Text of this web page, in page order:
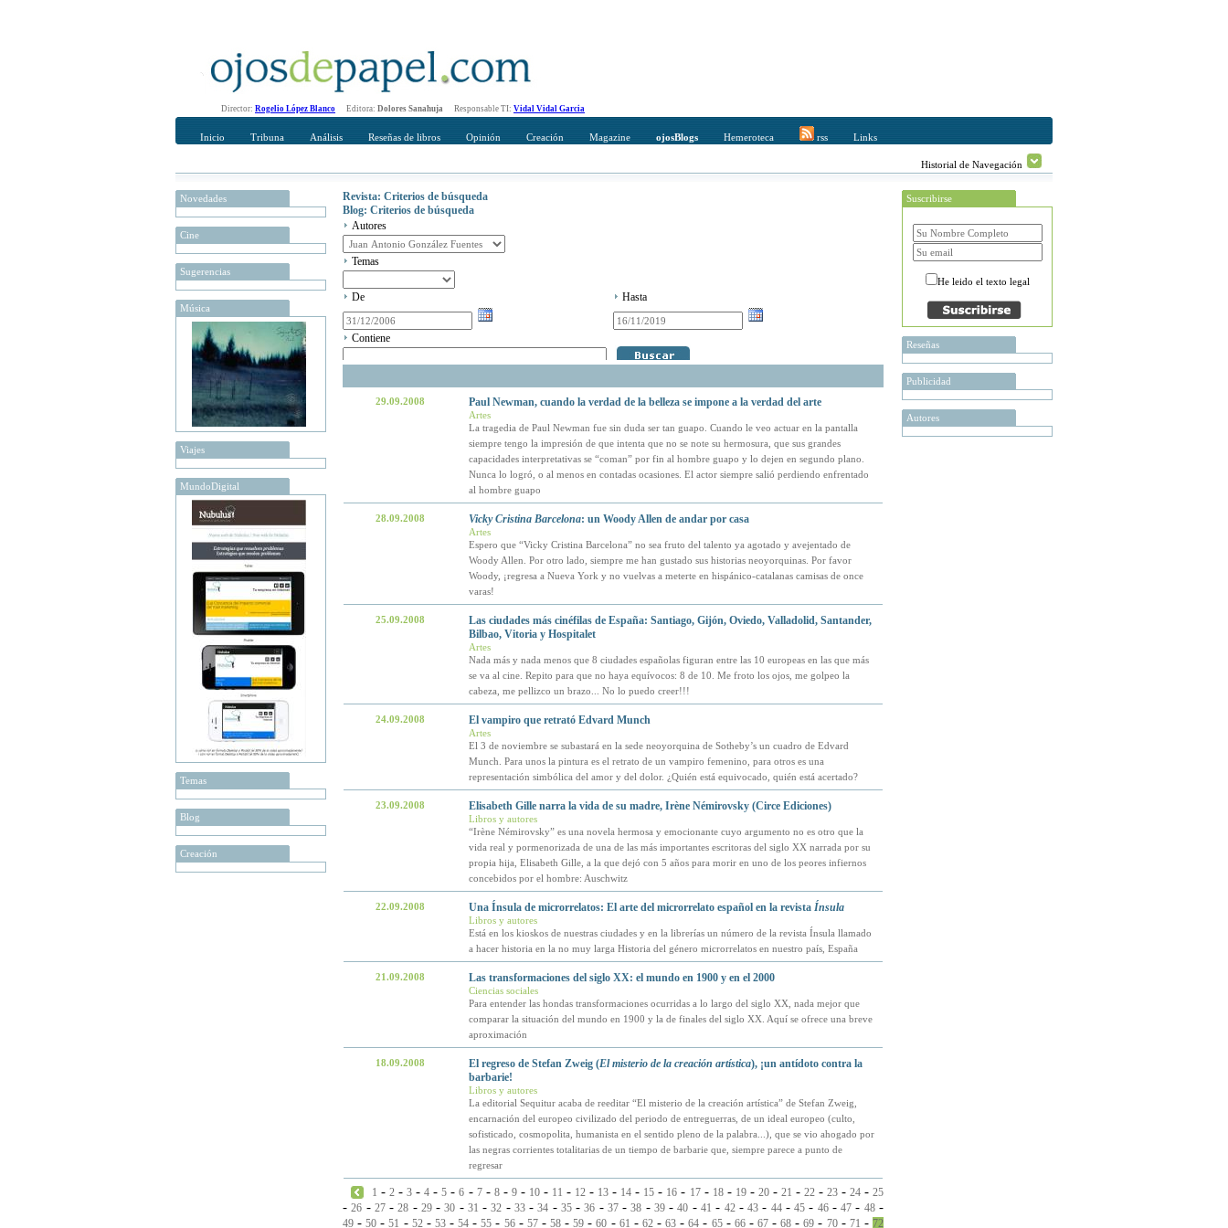
Director: Rogelio López Blanco Editora: Dolores Sanahuja Responsable TI: Vidal Vidal Garcia
Inicio Tribuna Análisis Reseñas de libros Opinión Creación Magazine ojosBlogs Hemeroteca rss Links
Historial de Navegación
Novedades
Cine
Sugerencias
Música
Viajes
MundoDigital
Temas
Blog
Creación
Revista: Criterios de búsqueda
Blog: Criterios de búsqueda
Autores
Temas
De Hasta
Contiene
29.09.2008 Paul Newman, cuando la verdad de la belleza se impone a la verdad del arte
Artes
La tragedia de Paul Newman fue sin duda ser tan guapo. Cuando le veo actuar en la pantalla
siempre tengo la impresión de que intenta que no se note su hermosura, que sus grandes
capacidades interpretativas se “coman” por fin al hombre guapo y lo dejen en segundo plano.
Nunca lo logró, o al menos en contadas ocasiones. El actor siempre salió perdiendo enfrentado
al hombre guapo
28.09.2008 Vicky Cristina Barcelona: un Woody Allen de andar por casa
Artes
Espero que “Vicky Cristina Barcelona” no sea fruto del talento ya agotado y avejentado de
Woody Allen. Por otro lado, siempre me han gustado sus historias neoyorquinas. Por favor
Woody, ¡regresa a Nueva York y no vuelvas a meterte en hispánico-catalanas camisas de once
varas!
25.09.2008
Las ciudades más cinéfilas de España: Santiago, Gijón, Oviedo, Valladolid, Santander,
Bilbao, Vitoria y Hospitalet
Artes
Nada más y nada menos que 8 ciudades españolas figuran entre las 10 europeas en las que más
se va al cine. Repito para que no haya equívocos: 8 de 10. Me froto los ojos, me golpeo la
cabeza, me pellizco un brazo... No lo puedo creer!!!
24.09.2008 El vampiro que retrató Edvard Munch
Artes
El 3 de noviembre se subastará en la sede neoyorquina de Sotheby’s un cuadro de Edvard
Munch. Para unos la pintura es el retrato de un vampiro femenino, para otros es una
representación simbólica del amor y del dolor. ¿Quién está equivocado, quién está acertado?
23.09.2008 Elisabeth Gille narra la vida de su madre, Irène Némirovsky (Circe Ediciones)
Libros y autores
“Irène Némirovsky” es una novela hermosa y emocionante cuyo argumento no es otro que la
vida real y pormenorizada de una de las más importantes escritoras del siglo XX narrada por su
propia hija, Elisabeth Gille, a la que dejó con 5 años para morir en uno de los peores infiernos
concebidos por el hombre: Auschwitz
22.09.2008 Una Ínsula de microrrelatos: El arte del microrrelato español en la revista Ínsula
Libros y autores
Está en los kioskos de nuestras ciudades y en la librerías un número de la revista Ínsula llamado
a hacer historia en la no muy larga Historia del género microrrelatos en nuestro país, España
21.09.2008 Las transformaciones del siglo XX: el mundo en 1900 y en el 2000
Ciencias sociales
Para entender las hondas transformaciones ocurridas a lo largo del siglo XX, nada mejor que
comparar la situación del mundo en 1900 y la de finales del siglo XX. Aquí se ofrece una breve
aproximación
18.09.2008 El regreso de Stefan Zweig (El misterio de la creación artística), ¡un antídoto contra la
barbarie!
Libros y autores
La editorial Sequitur acaba de reeditar “El misterio de la creación artística” de Stefan Zweig,
encarnación del europeo civilizado del periodo de entreguerras, de un ideal europeo (culto,
sofisticado, cosmopolita, humanista en el sentido pleno de la palabra...), que se vio ahogado por
las negras corrientes totalitarias de un tiempo de barbarie que, siempre parece a punto de
regresar
1 -2 -3 -4 -5 -6 - 7- 8- 9- 10- 11 - 12 - 13 - 14 - 15 - 16 - 17- 18- 19- 20- 21 - 22-23 -24 -25
-26 - 27-28 - 29-30 - 31 -32 - 33-34 - 35-36 - 37-38 - 39-40 - 41 - 42-43 - 44-45 - 46-47 - 48-
49 -50 -51 - 52- 53-54 -55 - 56- 57- 58-59 -60 - 61 - 62-63 -64 - 65- 66- 67-68 -69 - 70- 71 - 72
Suscribirse
He leido el texto legal
Reseñas
Publicidad
Autores